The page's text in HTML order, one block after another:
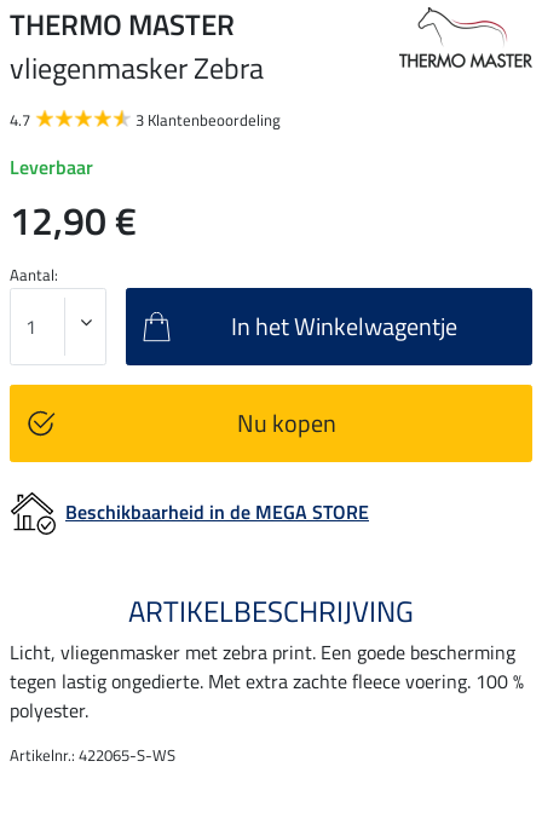
THERMO MASTER
vliegenmasker Zebra
4.7 3 Klantenbeoordeling
Leverbaar
12,90 €
Aantal:
In het Winkelwagentje
Nu kopen
Beschikbaarheid in de MEGA STORE
ARTIKELBESCHRIJVING
Licht, vliegenmasker met zebra print. Een goede bescherming
tegen lastig ongedierte. Met extra zachte fleece voering. 100 %
polyester.
Artikelnr.: 422065-S-WS